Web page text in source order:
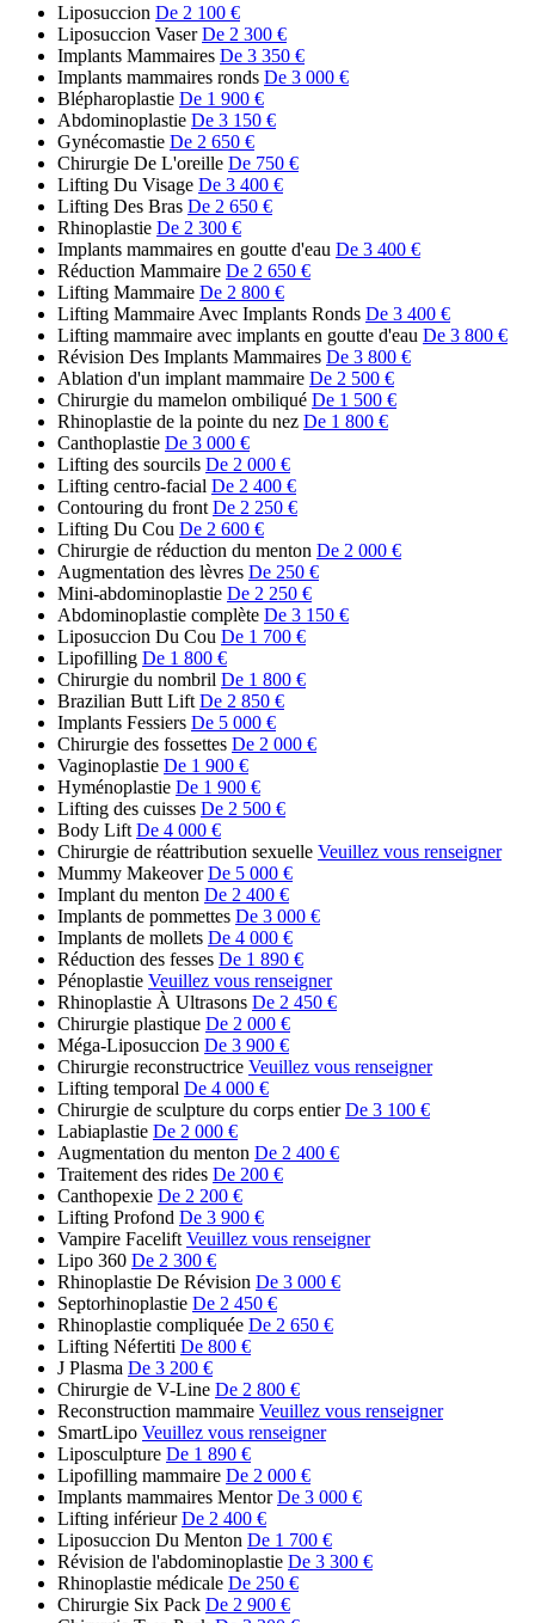
Liposuccion De 2 100 €
Liposuccion Vaser De 2 300 €
Implants Mammaires De 3 350 €
Implants mammaires ronds De 3 000 €
Blépharoplastie De 1 900 €
Abdominoplastie De 3 150 €
Gynécomastie De 2 650 €
Chirurgie De L'oreille De 750 €
Lifting Du Visage De 3 400 €
Lifting Des Bras De 2 650 €
Rhinoplastie De 2 300 €
Implants mammaires en goutte d'eau De 3 400 €
Réduction Mammaire De 2 650 €
Lifting Mammaire De 2 800 €
Lifting Mammaire Avec Implants Ronds De 3 400 €
Lifting mammaire avec implants en goutte d'eau De 3 800 €
Révision Des Implants Mammaires De 3 800 €
Ablation d'un implant mammaire De 2 500 €
Chirurgie du mamelon ombiliqué De 1 500 €
Rhinoplastie de la pointe du nez De 1 800 €
Canthoplastie De 3 000 €
Lifting des sourcils De 2 000 €
Lifting centro-facial De 2 400 €
Contouring du front De 2 250 €
Lifting Du Cou De 2 600 €
Chirurgie de réduction du menton De 2 000 €
Augmentation des lèvres De 250 €
Mini-abdominoplastie De 2 250 €
Abdominoplastie complète De 3 150 €
Liposuccion Du Cou De 1 700 €
Lipofilling De 1 800 €
Chirurgie du nombril De 1 800 €
Brazilian Butt Lift De 2 850 €
Implants Fessiers De 5 000 €
Chirurgie des fossettes De 2 000 €
Vaginoplastie De 1 900 €
Hyménoplastie De 1 900 €
Lifting des cuisses De 2 500 €
Body Lift De 4 000 €
Chirurgie de réattribution sexuelle Veuillez vous renseigner
Mummy Makeover De 5 000 €
Implant du menton De 2 400 €
Implants de pommettes De 3 000 €
Implants de mollets De 4 000 €
Réduction des fesses De 1 890 €
Pénoplastie Veuillez vous renseigner
Rhinoplastie À Ultrasons De 2 450 €
Chirurgie plastique De 2 000 €
Méga-Liposuccion De 3 900 €
Chirurgie reconstructrice Veuillez vous renseigner
Lifting temporal De 4 000 €
Chirurgie de sculpture du corps entier De 3 100 €
Labiaplastie De 2 000 €
Augmentation du menton De 2 400 €
Traitement des rides De 200 €
Canthopexie De 2 200 €
Lifting Profond De 3 900 €
Vampire Facelift Veuillez vous renseigner
Lipo 360 De 2 300 €
Rhinoplastie De Révision De 3 000 €
Septorhinoplastie De 2 450 €
Rhinoplastie compliquée De 2 650 €
Lifting Néfertiti De 800 €
J Plasma De 3 200 €
Chirurgie de V-Line De 2 800 €
Reconstruction mammaire Veuillez vous renseigner
SmartLipo Veuillez vous renseigner
Liposculpture De 1 890 €
Lipofilling mammaire De 2 000 €
Implants mammaires Mentor De 3 000 €
Lifting inférieur De 2 400 €
Liposuccion Du Menton De 1 700 €
Révision de l'abdominoplastie De 3 300 €
Rhinoplastie médicale De 250 €
Chirurgie Six Pack De 2 900 €